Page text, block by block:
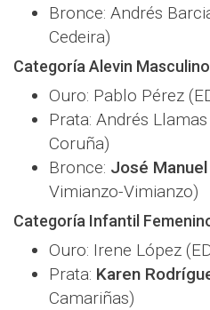
Bronce: Andrés
Cedeira)
Categoría Alevin Masculino
Ouro: Pablo Pérez
Prata: Andrés
Coruña)
Bronce: José
Vimianzo-Vimianzo)
Categoría Infantil
Ouro: Irene López
Prata: Karen
Camariñas)